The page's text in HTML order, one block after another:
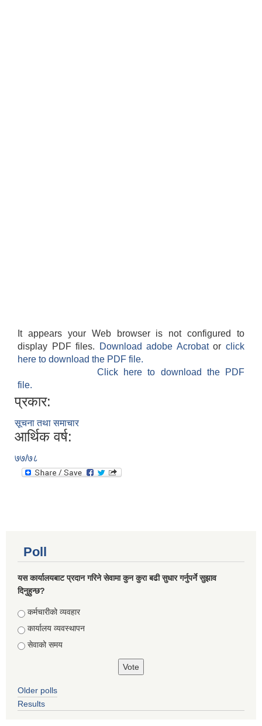
It appears your Web browser is not configured to
display PDF files.
Download adobe Acrobatorclick
here to download the PDF file.
Click here to download the PDF
file.
प्रकार:
सूचना तथा समाचार
आर्थिक वर्ष:
७७/७८
Poll
यस कार्यालयबाट प्रदान गरिने सेवामा कुन कुरा बढी सुधार गर्नुपर्ने सुझाव
दिनुहुन्छ?
Choices
कर्मचारीको व्यवहार
कार्यालय व्यवस्थापन
सेवाको समय
Older polls
Results